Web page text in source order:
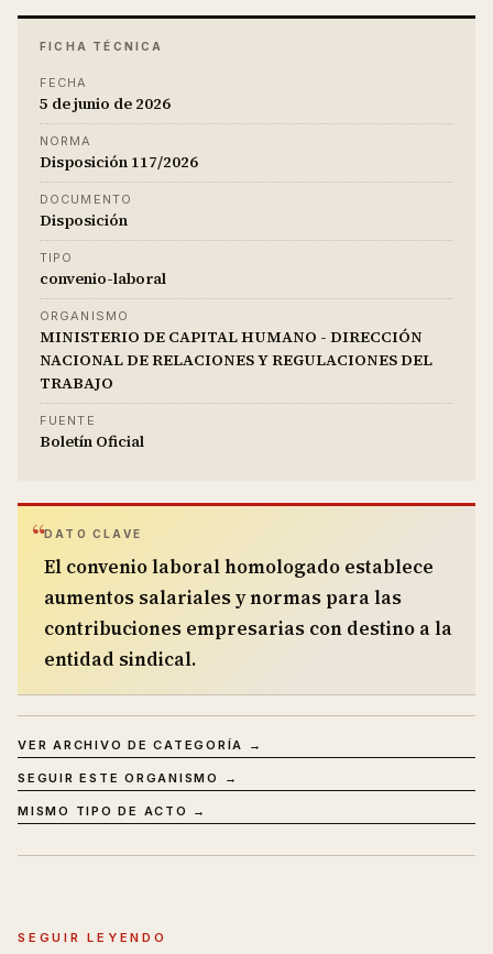
FICHA TÉCNICA
FECHA
5 de junio de 2026
NORMA
Disposición 117/2026
DOCUMENTO
Disposición
TIPO
convenio-laboral
ORGANISMO
MINISTERIO DE CAPITAL HUMANO - DIRECCIÓN
NACIONAL DE RELACIONES Y REGULACIONES DEL
TRABAJO
FUENTE
Boletín Oficial
DATO CLAVE
El convenio laboral homologado establece
aumentos salariales y normas para las
contribuciones empresarias con destino a la
entidad sindical.
VER ARCHIVO DE CATEGORÍA →
SEGUIR ESTE ORGANISMO →
MISMO TIPO DE ACTO →
SEGUIR LEYENDO